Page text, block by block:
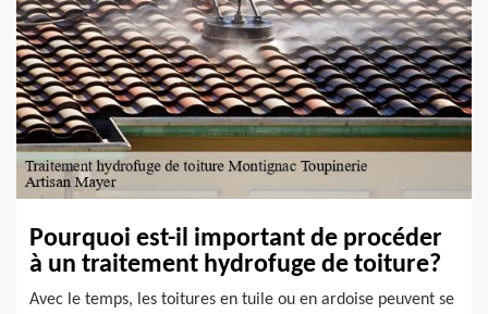
Pourquoi est-il important de procéder
à un traitement hydrofuge de toiture?
Avec le temps, les toitures en tuile ou en ardoise peuvent se